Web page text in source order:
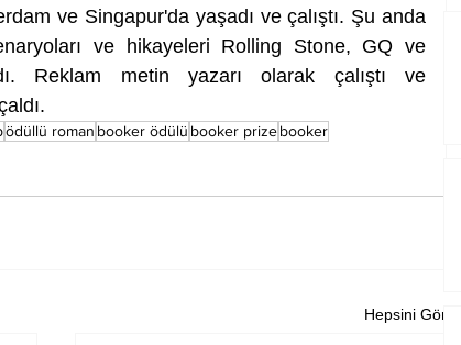
ve Singapur'da yaşadı ve çalıştı. Şu anda
ve hikayeleri Rolling Stone, GQ ve
Reklam metin yazarı olarak çalıştı ve
ödüllü roman booker ödülü booker prizebooker
Hepsini Gör